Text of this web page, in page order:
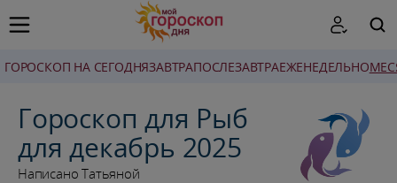
ГОРОСКОП НА СЕГОДНЯЗАВТРАПОСЛЕЗАВТРАЕЖЕНЕДЕЛЬНО
Гороскоп для Рыб
для декабрь 2025
Написано Татьяной